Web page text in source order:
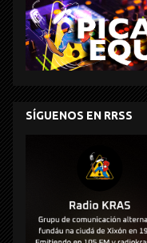
SÍGUENOS EN RRSS